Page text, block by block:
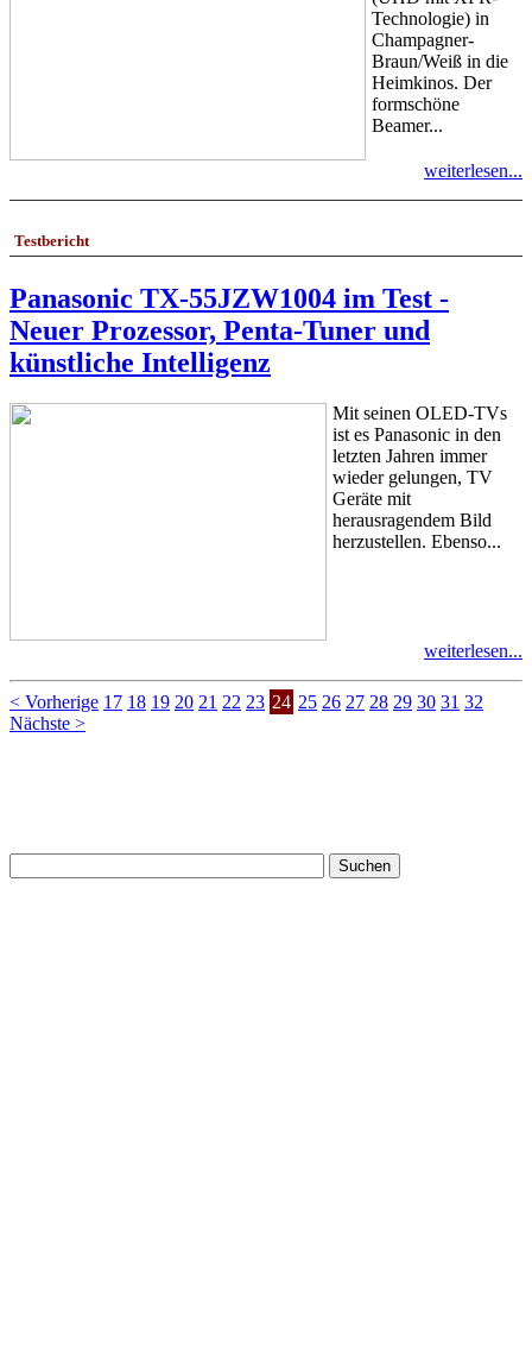
Technologie) in
Champagner-
Braun/Weiß in die
Heimkinos. Der
formschöne
Beamer...
weiterlesen...
Testbericht
Panasonic TX-55JZW1004 im Test -
Neuer Prozessor, Penta-Tuner und
künstliche Intelligenz
Mit seinen OLED-TVs
ist es Panasonic in den
letzten Jahren immer
wieder gelungen, TV
Geräte mit
herausragendem Bild
herzustellen. Ebenso...
weiterlesen...
< Vorherige 17 18 19 20 21 22 23 24 25 26 27 28 29 30 31 32
Nächste >